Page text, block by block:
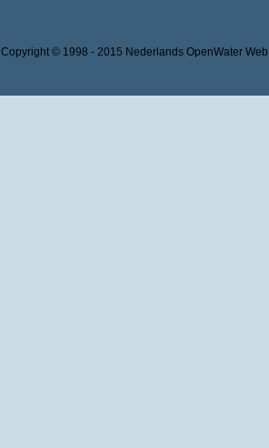
Copyright © 1998 - 2015 Nederlands OpenWater